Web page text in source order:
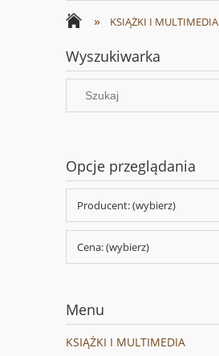
» KSIĄŻKI I MULTIMEDIA
Wyszukiwarka
Opcje przeglądania
Producent: (wybierz)
Cena: (wybierz)
Menu
KSIĄŻKI I MULTIMEDIA